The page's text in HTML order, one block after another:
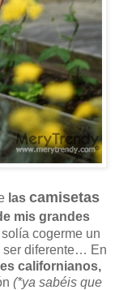
las camisetas
mis grandes
cogerme un
ser diferente… En
californianos,
(*ya sabéis que